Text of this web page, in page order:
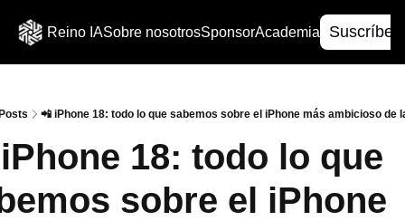
Reino IASobre nosotrosSponsorAcademia
📲​ iPhone 18: todo lo que sabemos sobre el iPhone más ambicioso de
18: todo lo que
sobre el iPhone